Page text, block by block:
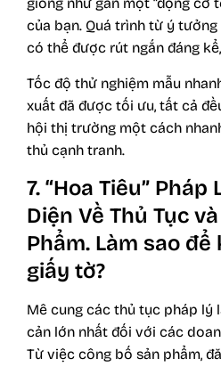
của bạn. Quá trình từ ý
có thể được rút ngắn đáng kể,
Tốc độ thử nghiệm mẫu
xuất đã được tối ưu, tất cả
hội thị trường một cách
thủ cạnh tranh.
7. “Hoa Tiêu” Pháp
Diện Về Thủ Tục
Phẩm. Làm sao để
giấy tờ?
Mê cung các thủ tục pháp lý
cản lớn nhất đối với các
Từ việc công bố sản phẩm,